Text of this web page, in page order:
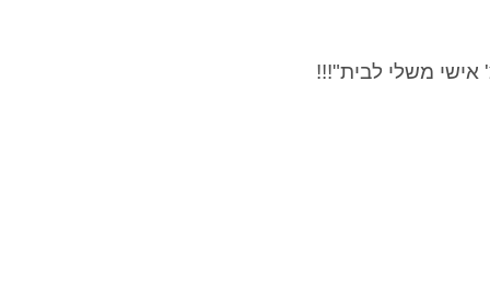
אישי משלי לבית"!!!